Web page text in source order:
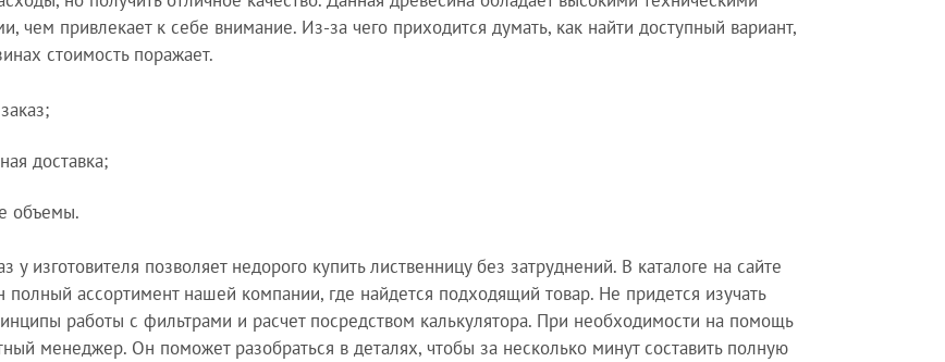
чем привлекает к себе внимание. Из-за чего приходится думать, как найти доступный вариант,
стоимость поражает.
доставка;
объемы.
у изготовителя позволяет недорого купить лиственницу без затруднений. В каталоге на сайте
полный ассортимент нашей компании, где найдется подходящий товар. Не придется изучать
работы с фильтрами и расчет посредством калькулятора. При необходимости на помощь
менеджер. Он поможет разобраться в деталях, чтобы за несколько минут составить полную